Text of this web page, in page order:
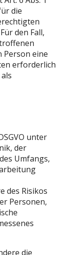
die
den Fall,
Person eine
erforderlich
unter
der
Umfangs,
des Risikos
Personen,
die